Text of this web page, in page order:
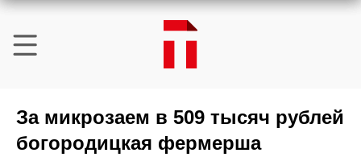
За микрозаем в 509 тысяч рублей
богородицкая фермерша